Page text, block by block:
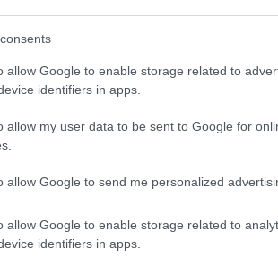
allow Google to enable storage related to
identifiers in apps.
allow my user data to be sent to Google for
allow Google to send me personalized
allow Google to enable storage related to
identifiers in apps.
più equo
accordi più vantaggiosi, che
La questione trascende il
il potenziale di sviluppo per
nella formazione dei cittadini